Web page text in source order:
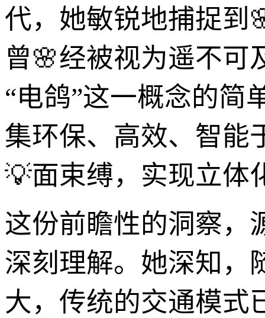
代，她敏锐地捕捉到
曾🌸经被视为遥不
“电鸽”这一概念的简
集环保、高效、智能
💡面束缚，实现立体
这份前瞻性的洞察，
深刻理解。她深知，
大，传统的交通模式